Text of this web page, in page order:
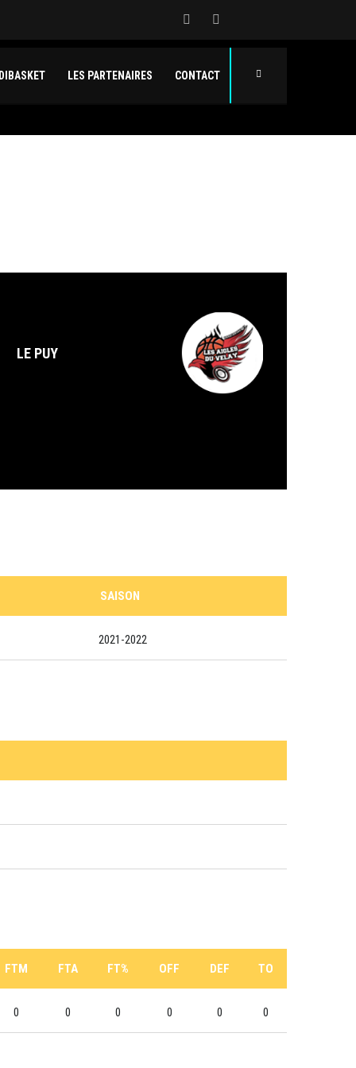
LES PARTENAIRES CONTACT
LE PUY
SAISON
2021-2022
FTM FTA FT% OFF DEF TO
0 0 0 0 0 0